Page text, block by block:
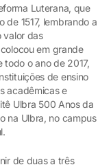
Luterana, que
1517, lembrando a
valor das
em grande
todo o ano de 2017,
de ensino
acadêmicas e
Ulbra 500 Anos da
na Ulbra, no campus
de duas a três